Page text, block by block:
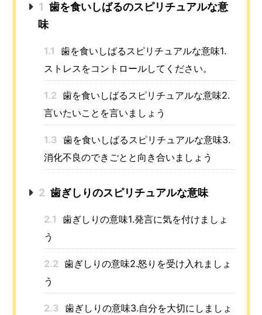
1 歯を食いしばるのスピリチュアルな意
味
1.1 歯を食いしばるスピリチュアルな意味1.
ストレスをコントロールしてください。
1.2 歯を食いしばるスピリチュアルな意味2.
言いたいことを言いましょう
1.3 歯を食いしばるスピリチュアルな意味3.
消化不良のできごとと向き合いましょう
2 歯ぎしりのスピリチュアルな意味
2.1 歯ぎしりの意味1.発言に気を付けましょ
う
2.2 歯ぎしりの意味2.怒りを受け入れましょ
う
2.3 歯ぎしりの意味3.自分を大切にしましょ